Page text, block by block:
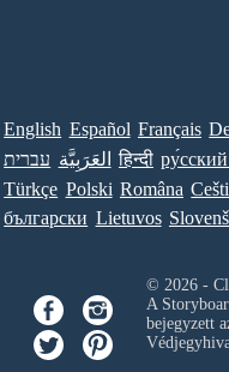
English Español Français
עברית العَرَبِيَّة हिन्दी
Türkçe Polski Româna
български Lietuvos
© 2026 -
A
bejegyzett